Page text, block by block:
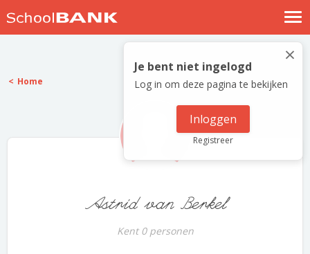
Nostalgische verhalen
Log in
Meld je gratis aan
×
Je bent niet ingelogd
Log in om deze pagina te bekijken
Inloggen
Registreer
Home
Astrid van Berkel
Kent 0 personen